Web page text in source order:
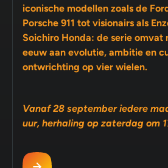
iconische modellen zoals de
Porsche 911 tot visionairs als Enzo Ferrari en
Soichiro Honda: de serie omvat
eeuw aan evolutie, ambitie en culturele
ontwrichting op vier wielen.
Vanaf 28 september iedere
uur, herhaling op zaterdag om